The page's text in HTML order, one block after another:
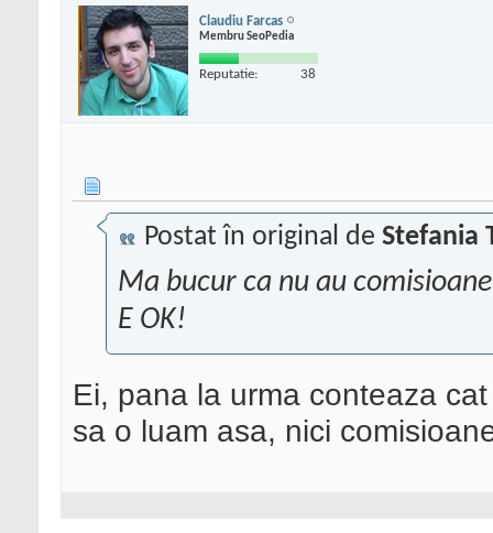
Claudiu Farcas
Membru SeoPedia
Reputatie: 38
Postat în original de Stefania
Ma bucur ca nu au
E OK!
Ei, pana la urma conteaza
sa o luam asa, nici